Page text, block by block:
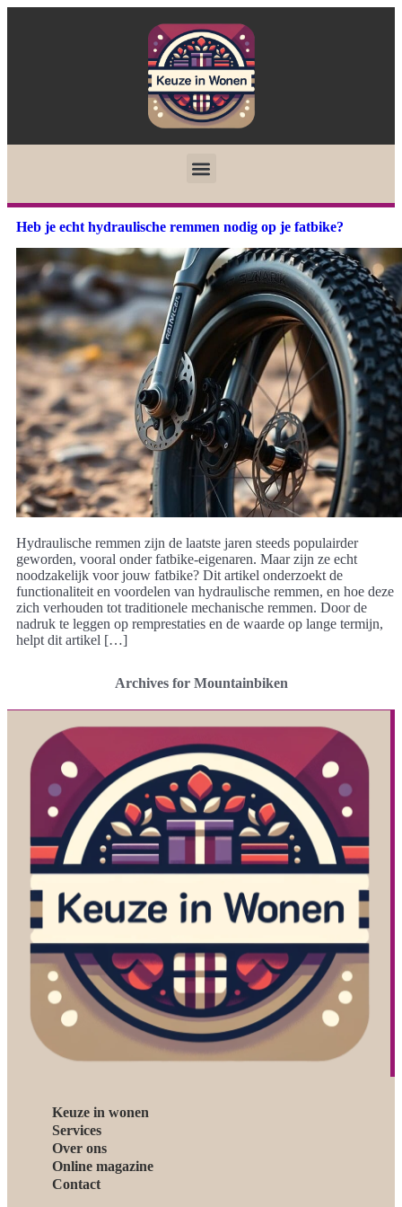
Heb je echt hydraulische remmen nodig op je fatbike?
Hydraulische remmen zijn de laatste jaren steeds populairder
geworden, vooral onder fatbike-eigenaren. Maar zijn ze echt
noodzakelijk voor jouw fatbike? Dit artikel onderzoekt de
functionaliteit en voordelen van hydraulische remmen, en hoe deze
zich verhouden tot traditionele mechanische remmen. Door de
nadruk te leggen op remprestaties en de waarde op lange termijn,
helpt dit artikel […]
Archives for Mountainbiken
Keuze in wonen
Services
Over ons
Online magazine
Contact